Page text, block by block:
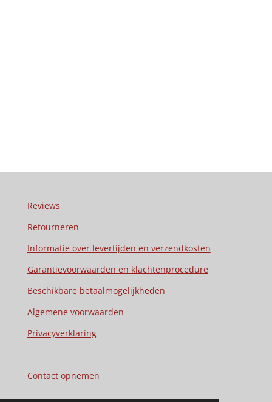
Reviews
Retourneren
Informatie over levertijden en verzendkosten
Garantievoorwaarden en klachtenprocedure
Beschikbare betaalmogelijkheden
Algemene voorwaarden
Privacyverklaring
Contact opnemen